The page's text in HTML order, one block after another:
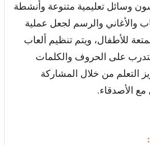
وسائل تعليمية متنوعة وأنشطة
والأغاني والرسم لجعل عملية
للأطفال، ويتم تنظيم ألعاب
على الحروف والكلمات
التعلم من خلال المشاركة
الأصدقاء.
: